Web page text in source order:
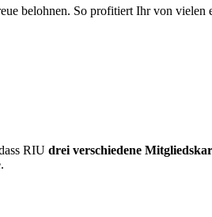
belohnen. So profitiert Ihr von vielen
RIU drei verschiedene